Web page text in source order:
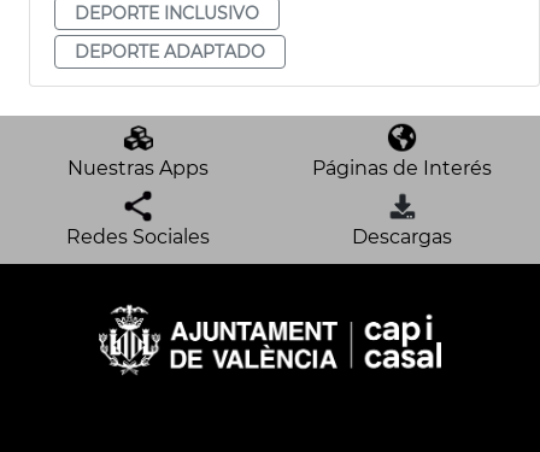
DEPORTE INCLUSIVO
DEPORTE ADAPTADO
Nuestras Apps Páginas de Interés
Redes Sociales Descargas